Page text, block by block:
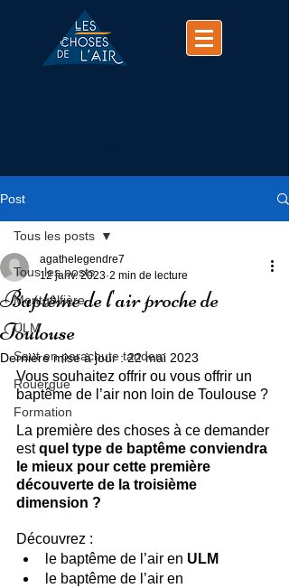
Post
Tous les posts
Montgolfière
ULM
Saut en parachute tandem
Rouergue
Formation
Tous les posts
Baptême de l'air proche de
Toulouse
agathelegendre7
12 janv. 2023 2 min de lecture
Dernière mise à jour :22 mai 2023
Vous souhaitez offrir ou vous offrir un
baptême de l’air non loin de Toulouse ?
La première des choses à ce demander
est quel type de baptême conviendra
le mieux pour cette première
découverte de la troisième
dimension ?
Découvrez :
le baptême de l’air en ULM
le baptême de l’air en